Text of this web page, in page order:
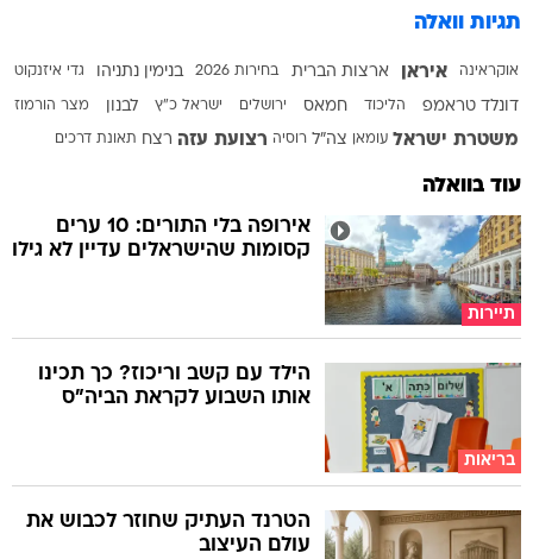
תגיות וואלה
אוקראינה איראן ארצות הברית בחירות 2026 בנימין נתניהו גדי איזנקוט
דונלד טראמפ הליכוד חמאס ירושלים ישראל כ"ץ לבנון מצר הורמוז
משטרת ישראל עומאן צה"ל רוסיה רצועת עזה רצח תאונת דרכים
עוד בוואלה
תיירות
אירופה בלי התורים: 10 ערים
קסומות שהישראלים עדיין לא גילו
בריאות
הילד עם קשב וריכוז? כך תכינו
אותו השבוע לקראת הביה"ס
הטרנד העתיק שחוזר לכבוש את
עולם העיצוב